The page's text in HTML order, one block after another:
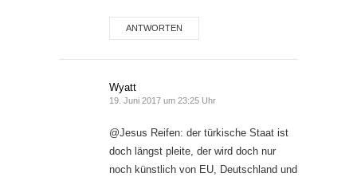
ANTWORTEN
Wyatt
19. Juni 2017 um 23:25 Uhr
@Jesus Reifen: der türkische Staat ist
doch längst pleite, der wird doch nur
noch künstlich von EU, Deutschland und